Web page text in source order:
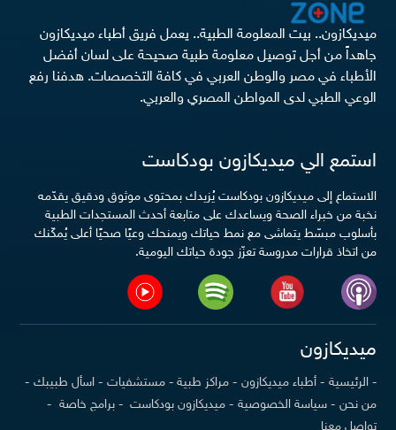
استمع الي ميديكازون بودكاست
ميديكازون.. بيت المعلومة الطبية.. يعمل فريق أطباء ميديكازون
جاهداً من أجل توصيل معلومة طبية صحيحة على لسان أفضل
الأطباء في مصر والوطن العربي في كافة التخصصات. هدفنا رفع
الوعي الطبي لدى المواطن المصري والعربي.
الاستماع إلى ميديكازون بودكاست يُزيدك بمحتوى موثوق ودقيق يقدّمه
نخبة من خبراء الصحة ويساعدك على متابعة أحدث المستجدات الطبية
بأسلوب مبسّط يتماشى مع نمط حياتك ويمنحك وعيًا صحيًا أعلى يُمكّنك
من اتخاذ قرارات مدروسة تعزّز جودة حياتك اليومية.
ميديكازون
- الرئيسية - أطباء ميديكازون - مراكز طبية - مستشفيات - اسأل طبيبك -
من نحن - سياسة الخصوصية - ميديكازون بودكاست - برامج خاصة -